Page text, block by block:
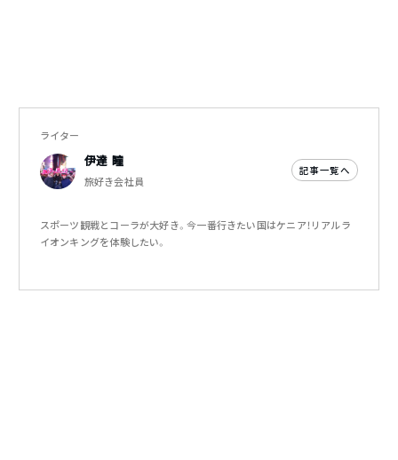
ライター
伊達 瞳
旅好き会社員
記事一覧へ
スポーツ観戦とコーラが大好き。今一番行きたい国はケニア！リアルラ
イオンキングを体験したい。